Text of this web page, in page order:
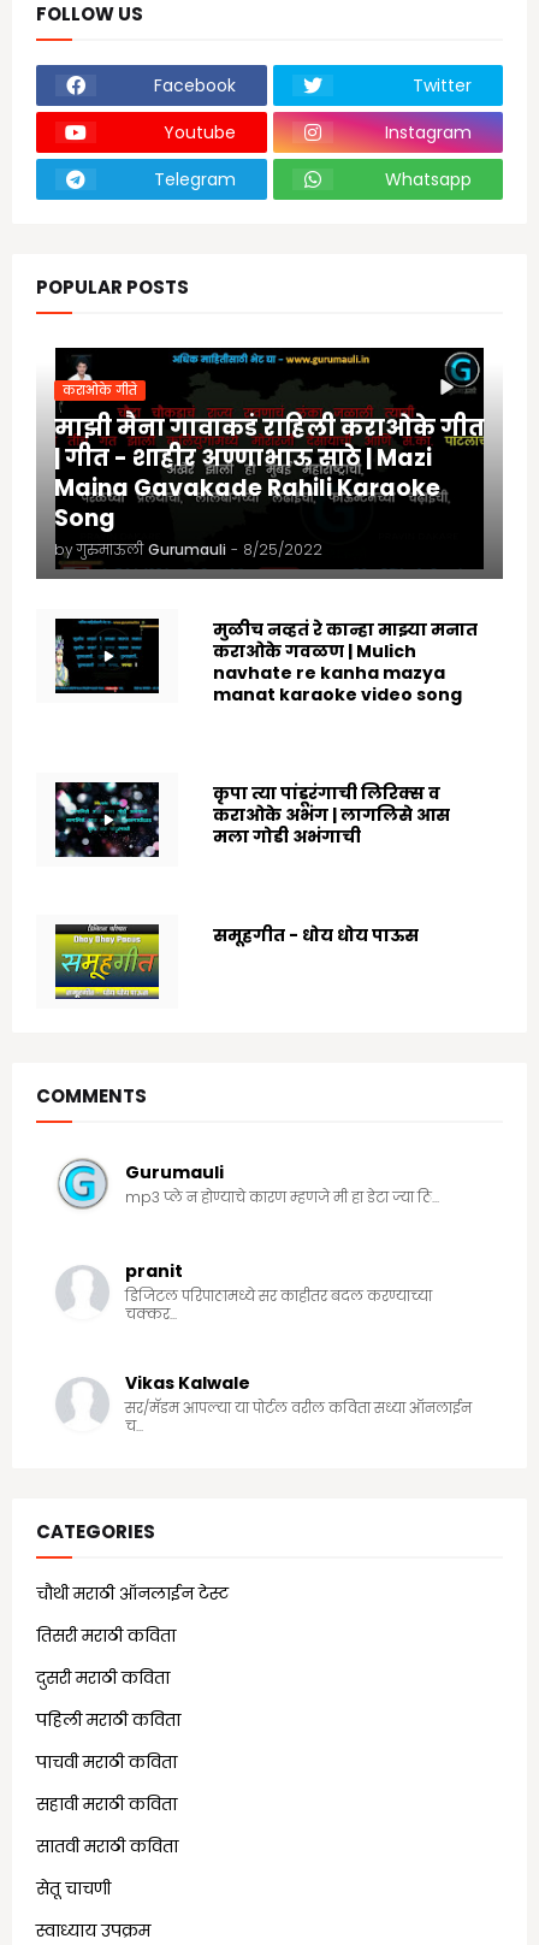
FOLLOW US
Facebook
Twitter
Youtube
Instagram
Telegram
Whatsapp
POPULAR POSTS
कराओके गीते
माझी मैना गावाकडं राहिली कराओके गीत
| गीत - शाहीर अण्णाभाऊ साठे | Mazi
Maina Gavakade Rahili Karaoke
Song
by गुरुमाऊली Gurumauli - 8/25/2022
मुळीच नव्हतं रे कान्हा माझ्या मनात
कराओके गवळण | Mulich
navhate re kanha mazya
manat karaoke video song
कृपा त्या पांडूरंगाची लिरिक्स व
कराओके अभंग | लागलिसे आस
मला गोडी अभंगाची
समूहगीत - धोय धोय पाऊस
COMMENTS
Gurumauli
mp3 प्ले न होण्याचे कारण म्हणजे मी हा डेटा ज्या ठि...
pranit
डिजिटल परिपाठामध्ये सर काहीतर बदल करण्याच्या
चक्कर...
Vikas Kalwale
सर/मॅडम आपल्या या पोर्टल वरील कविता सध्या ऑनलाईन
च...
CATEGORIES
चौथी मराठी ऑनलाईन टेस्ट
तिसरी मराठी कविता
दुसरी मराठी कविता
पहिली मराठी कविता
पाचवी मराठी कविता
सहावी मराठी कविता
सातवी मराठी कविता
सेतू चाचणी
स्वाध्याय उपक्रम